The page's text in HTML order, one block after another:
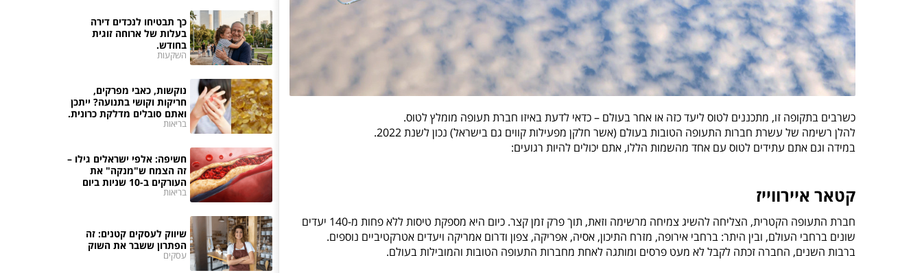
כשרבים בתקופה זו, מתכננים לטוס ליעד כזה או אחר בעולם – כדאי לדעת באיזו חברת תעופה מומלץ לטוס.
להלן רשימה של עשרת חברות התעופה הטובות בעולם (אשר חלקן מפעילות קווים גם בישראל) נכון לשנת 2022.
במידה וגם אתם עתידים לטוס עם אחד מהשמות הללו, אתם יכולים להיות רגועים:
קטאר איירווייז
חברת התעופה הקטרית, הצליחה להשיג צמיחה מרשימה וזאת, תוך פרק זמן קצר. כיום היא מספקת טיסות ללא פחות מ-140 יעדים
שונים ברחבי העולם, ובין היתר: ברחבי אירופה, מזרח התיכון, אסיה, אפריקה, צפון ודרום אמריקה ויעדים אטרקטיביים נוספים.
ברבות השנים, החברה זכתה לקבל לא מעט פרסים ומותגה לאחת מחברות התעופה הטובות והמובילות בעולם.
כך תבטיחו לנכדים דירה
בעלות של ארוחה זוגית
בחודש.
השקעות
נוקשות, כאבי מפרקים,
חריקות וקושי בתנועה? ייתכן
ואתם סובלים מדלקת כרונית.
בריאות
חשיפה: אלפי ישראלים גילו –
זה הצמח ש"מנקה" את
העורקים ב-10 שניות ביום
בריאות
שיווק לעסקים קטנים: זה
הפתרון ששבר את השוק
עסקים